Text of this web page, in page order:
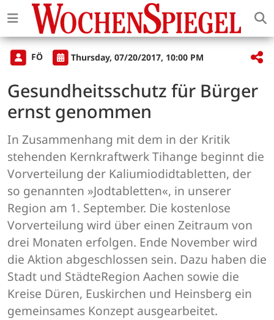
FÖ Thursday, 07/20/2017, 10:00 PM
Gesundheitsschutz für Bürger
ernst genommen
In Zusammenhang mit dem in der Kritik
stehenden Kernkraftwerk Tihange beginnt die
Vorverteilung der Kaliumiodidtabletten, der
so genannten »Jodtabletten«, in unserer
Region am 1. September. Die kostenlose
Vorverteilung wird über einen Zeitraum von
drei Monaten erfolgen. Ende November wird
die Aktion abgeschlossen sein. Dazu haben die
Stadt und StädteRegion Aachen sowie die
Kreise Düren, Euskirchen und Heinsberg ein
gemeinsames Konzept ausgearbeitet.